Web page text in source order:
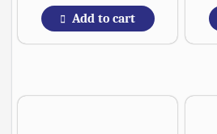
Add to cart